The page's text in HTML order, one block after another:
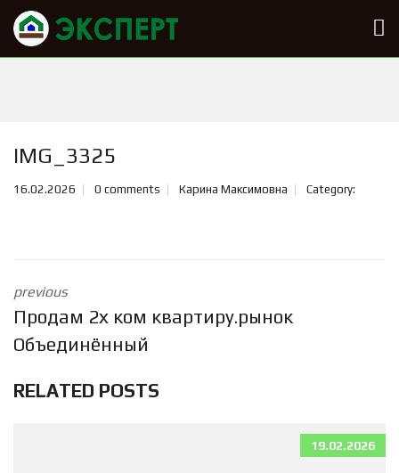
IMG_3325
16.02.2026 0 comments Карина Максимовна Category:
previous
Продам 2х ком квартиру.рынок
Объединённый
RELATED POSTS
19.02.2026